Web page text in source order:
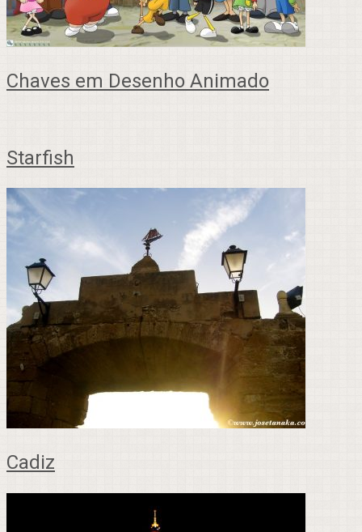
Chaves em Desenho Animado
Starfish
Cadiz